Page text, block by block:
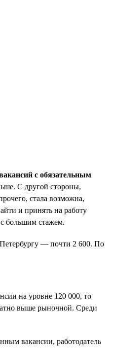
с обязательным
С другой стороны,
стала возможна,
и принять на работу
большим стажем.
Петербургу — почти 2 600. По
на уровне 120 000, то
выше рыночной. Среди
вакансии, работодатель